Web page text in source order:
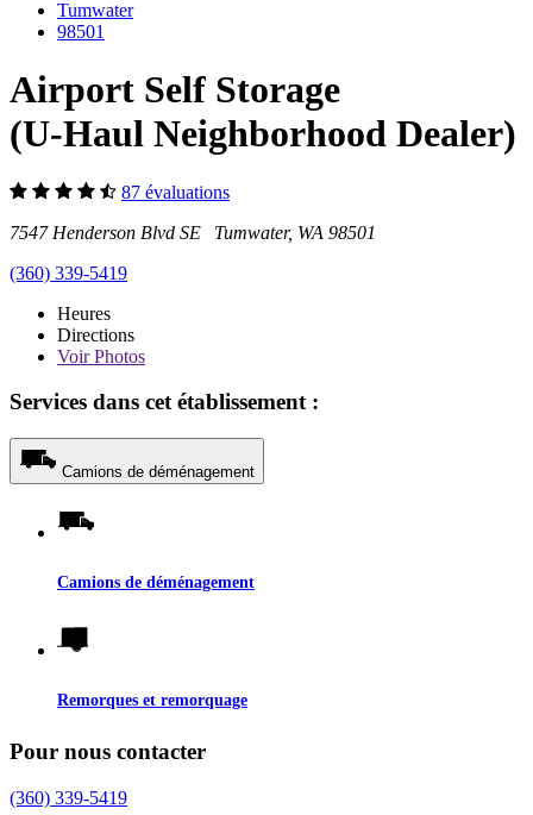
Tumwater
98501
Airport Self Storage
(U-Haul Neighborhood Dealer)
87 évaluations
7547 Henderson Blvd SE Tumwater, WA 98501
(360) 339-5419
Heures
Directions
VoirPhotos
Services dans cet établissement :
Camions de déménagement
Camions de déménagement
Remorques et remorquage
Pour nous contacter
(360) 339-5419